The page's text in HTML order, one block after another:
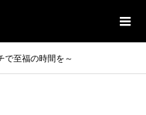
で至福の時間を～